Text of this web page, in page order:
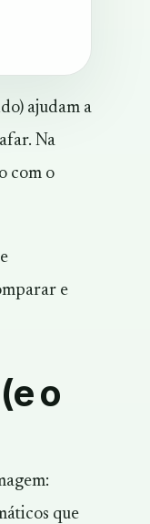
ajudam a
Na
com o
e
o
que